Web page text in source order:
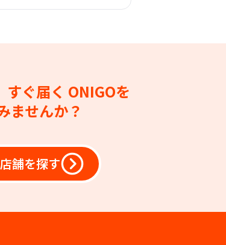
すぐ届く ONIGOを
ませんか？
舗を探す